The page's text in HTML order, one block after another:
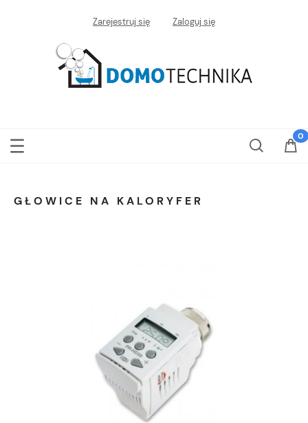
Zarejestruj się Zaloguj się
GŁOWICE NA KALORYFER